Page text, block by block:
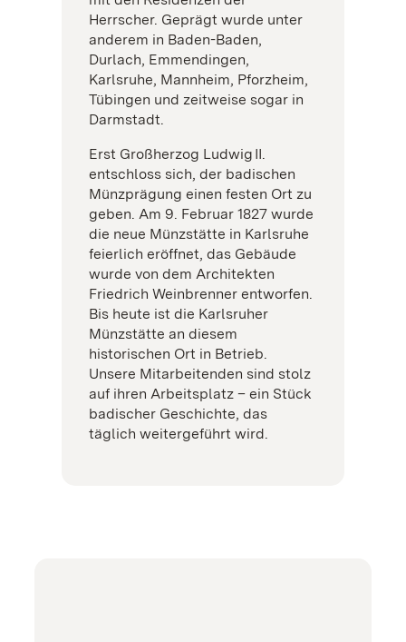
Herrscher. Geprägt wurde unter
anderem in Baden-Baden,
Durlach, Emmendingen,
Karlsruhe, Mannheim, Pforzheim,
Tübingen und zeitweise sogar in
Darmstadt.
Erst Großherzog Ludwig II.
entschloss sich, der badischen
Münzprägung einen festen Ort zu
geben. Am 9. Februar 1827 wurde
die neue Münzstätte in Karlsruhe
feierlich eröffnet, das Gebäude
wurde von dem Architekten
Friedrich Weinbrenner entworfen.
Bis heute ist die Karlsruher
Münzstätte an diesem
historischen Ort in Betrieb.
Unsere Mitarbeitenden sind stolz
auf ihren Arbeitsplatz – ein Stück
badischer Geschichte, das
täglich weitergeführt wird.